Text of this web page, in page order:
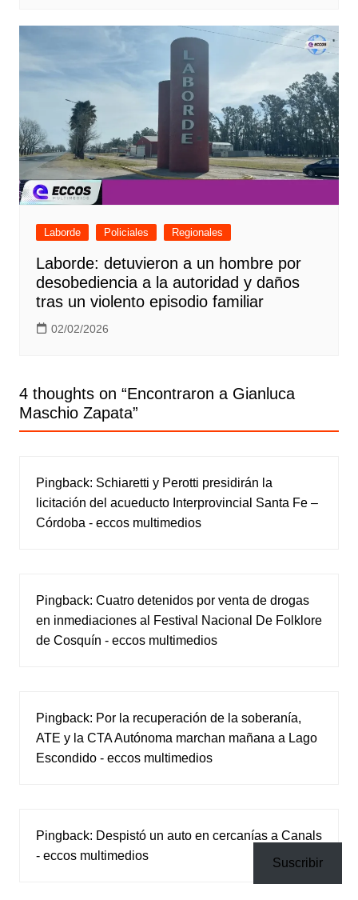
Laborde Policiales Regionales
Laborde: detuvieron a un hombre por
desobediencia a la autoridad y daños
tras un violento episodio familiar
02/02/2026
4 thoughts on “Encontraron a Gianluca
Maschio Zapata”
Pingback: Schiaretti y Perotti presidirán la
licitación del acueducto Interprovincial Santa Fe –
Córdoba - eccos multimedios
Pingback: Cuatro detenidos por venta de drogas
en inmediaciones al Festival Nacional De Folklore
de Cosquín - eccos multimedios
Pingback: Por la recuperación de la soberanía,
ATE y la CTA Autónoma marchan mañana a Lago
Escondido - eccos multimedios
Pingback: Despistó un auto en cercanías a Canals
- eccos multimedios
Suscribir